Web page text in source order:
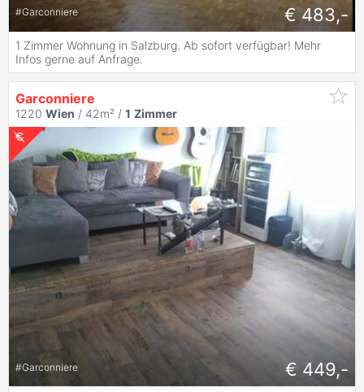
#Garconniere € 483,-
1 Zimmer Wohnung in Salzburg. Ab sofort verfügbar! Mehr
Infos gerne auf Anfrage.
Garconniere
1220 Wien / 42m² / 1 Zimmer
#Garconniere € 449,-